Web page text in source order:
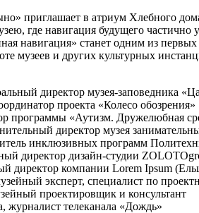
приглашает в атриум Хлебного
где навигация будущего частично
навигация» станет одним из
музеев и других культурных
директор музея-заповедника
проекта «Колесо обозрения»
программы «Аутизм. Дружелюбная
директор музея
инклюзивных программ
директор дизайн-студии
директор компании Lorem Ipsum
эксперт, специалист по
проектировщик и консультант
телеканала «Дождь»